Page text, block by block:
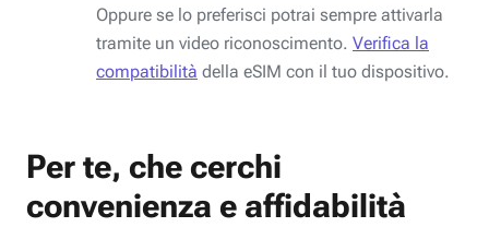
Oppure se lo preferisci potrai sempre attivarla
tramite un video riconoscimento. Verifica la
compatibilità della eSIM con il tuo dispositivo.
Per te, che cerchi
convenienza e affidabilità